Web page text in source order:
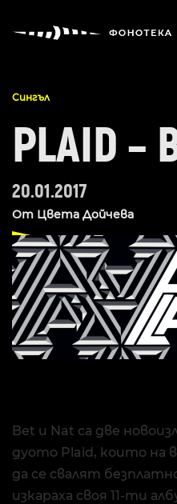
Сингъл
PLAID –
20.01.2017
От Цвета Дойчева
Bet и Nat са две
дуото Plaid, които на
да се свалят
изкараха своя 11-ти